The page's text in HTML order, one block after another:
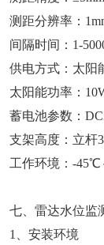
测距分辨率：
间隔时间：1-
供电方式：太阳
太阳能功率：
蓄电池参数：
支架高度：立杆
工作环境：-45℃
七、雷达水位监
1、安装环境